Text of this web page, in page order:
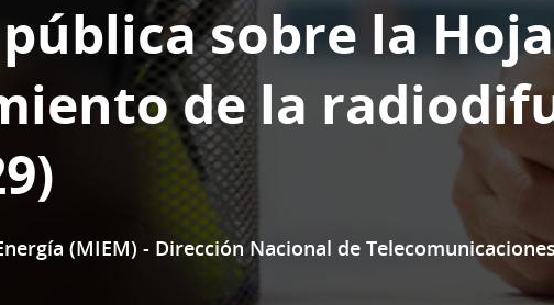
sobre la
de la
(MIEM) - Dirección Nacional de